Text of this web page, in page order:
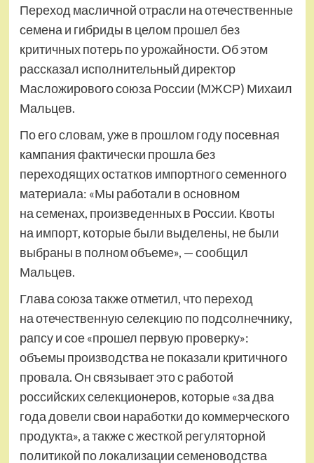
Переход масличной отрасли на отечественные
семена и гибриды в целом прошел без
критичных потерь по урожайности. Об этом
рассказал исполнительный директор
Масложирового союза России (МЖСР) Михаил
Мальцев.
По его словам, уже в прошлом году посевная
кампания фактически прошла без
переходящих остатков импортного семенного
материала: «Мы работали в основном
на семенах, произведенных в России. Квоты
на импорт, которые были выделены, не были
выбраны в полном объеме», — сообщил
Мальцев.
Глава союза также отметил, что переход
на отечественную селекцию по подсолнечнику,
рапсу и сое «прошел первую проверку»:
объемы производства не показали критичного
провала. Он связывает это с работой
российских селекционеров, которые «за два
года довели свои наработки до коммерческого
продукта», а также с жесткой регуляторной
политикой по локализации семеноводства